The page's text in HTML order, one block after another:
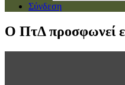
Σύνδεση
Ο ΠτΔ προσφωνεί